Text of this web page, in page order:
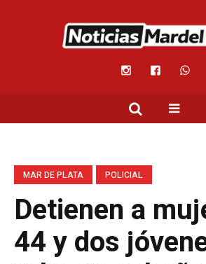
MAR DE PLATA POLICIAL
Detienen a
44 y dos